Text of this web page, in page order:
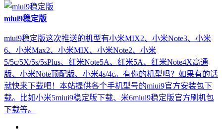
miui9稳定版
miui9稳定版这次推送的机型有小米MIX2、小米Note3、小米
6、小米Max2、小米MIX、小米Note2、小米
5/5c/5X/5s/5sPlus、红米Note5A、红米5A、红米Note4X高通
版、小米Note顶配版、小米4s/4c。有你的机型吗？如果有的话
就快来下载吧！本站提供各个手机型号的miui9官方安装包下
载。比如小米5miui9稳定版下载、米6miui9稳定版官方刷机包
下载等。